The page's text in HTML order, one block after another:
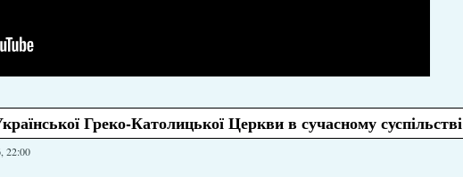
Греко-Католицької Церкви в сучасному суспільстві
22:00